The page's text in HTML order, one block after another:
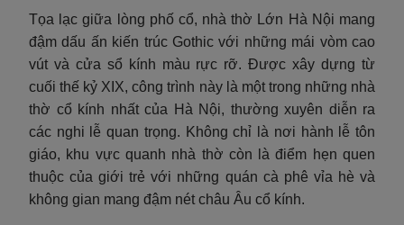
Tọa lạc giữa lòng phố cổ, nhà thờ Lớn Hà Nội mang
đậm dấu ấn kiến trúc Gothic với những mái vòm cao
vút và cửa sổ kính màu rực rỡ. Được xây dựng từ
cuối thế kỷ XIX, công trình này là một trong những nhà
thờ cổ kính nhất của Hà Nội, thường xuyên diễn ra
các nghi lễ quan trọng. Không chỉ là nơi hành lễ tôn
giáo, khu vực quanh nhà thờ còn là điểm hẹn quen
thuộc của giới trẻ với những quán cà phê vỉa hè và
không gian mang đậm nét châu Âu cổ kính.